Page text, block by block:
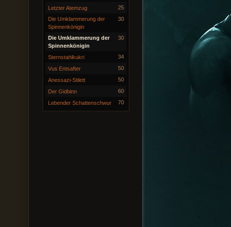
Letzter Atemzug
25
Die Umklammerung der
Spinnenkönigin
30
Die Umklammerung der
Spinnenkönigin
30
Sternstahlkukri 34
Vus Entsafter 50
Anessazi-Stilett 50
Der Gidbinn 60
Lebender Schattenschwur 70